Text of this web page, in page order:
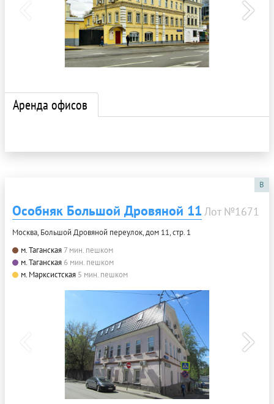
Аренда офисов
B
Особняк Большой Дровяной 11 Лот №1671
Москва, Большой Дровяной переулок, дом 11, стр. 1
м. Таганская 7 мин. пешком
м. Таганская 6 мин. пешком
м. Марксистская 5 мин. пешком